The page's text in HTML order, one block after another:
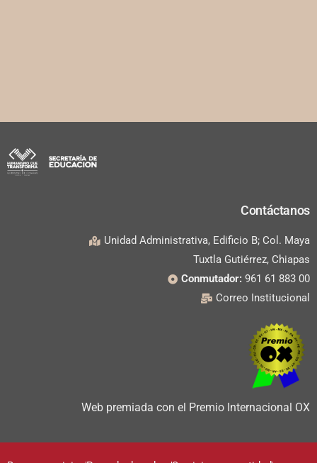
Contáctanos
Unidad Administrativa, Edificio B; Col. Maya
Tuxtla Gutiérrez, Chiapas
Conmutador: 961 61 883 00
Correo Institucional
Web premiada con el Premio Internacional OX